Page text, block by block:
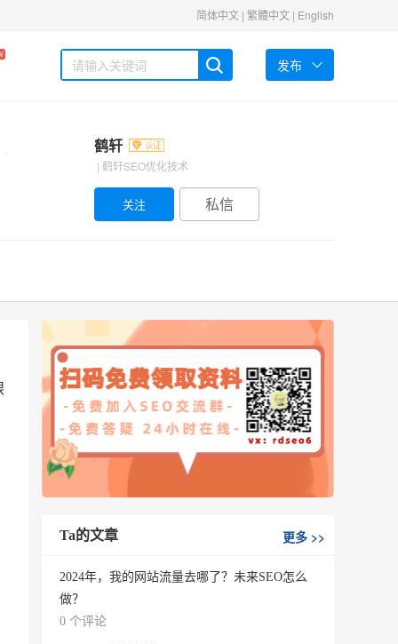
简体中文 | 繁體中文 | English
发布
鹤轩
| 鹤轩SEO优化技术
私信
Ta的文章 更多>>
2024年，我的网站流量去哪了？未来SEO怎么
做？
0 个评论